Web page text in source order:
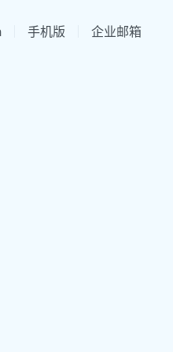
手机版 企业邮箱